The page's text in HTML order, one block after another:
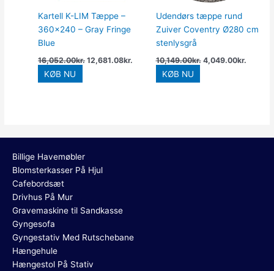
Kartell K-LIM Tæppe –
360×240 – Gray Fringe
Blue
16,052.00kr. 12,681.08kr.
KØB NU
Udendørs tæppe rund
Zuiver Coventry Ø280 cm
stenlysgrå
10,149.00kr. 4,049.00kr.
KØB NU
Billige Havemøbler
Blomsterkasser På Hjul
Cafebordsæt
Drivhus På Mur
Gravemaskine til Sandkasse
Gyngesofa
Gyngestativ Med Rutschebane
Hængehule
Hængestol På Stativ